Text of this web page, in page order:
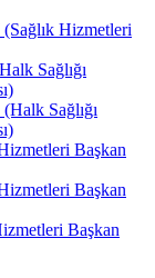
Hizmetleri
Sağlığı
Sağlığı
Başkan
Başkan
Başkan